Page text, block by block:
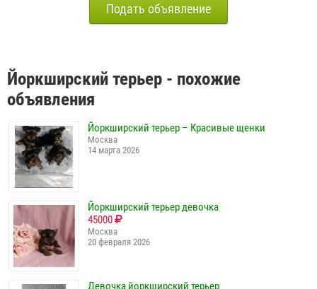
Подать объявление
Йоркширский терьер - похожие
объявления
Йоркширский терьер – Красивые щенки
Москва
14 марта 2026
Йоркширский терьер девочка
45000
Москва
20 февраля 2026
Девочка йоркширский терьер